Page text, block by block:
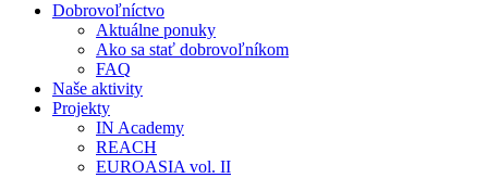
Dobrovoľníctvo
Aktuálne ponuky
Ako sa stať dobrovoľníkom
FAQ
Naše aktivity
Projekty
IN Academy
REACH
EUROASIA vol. II